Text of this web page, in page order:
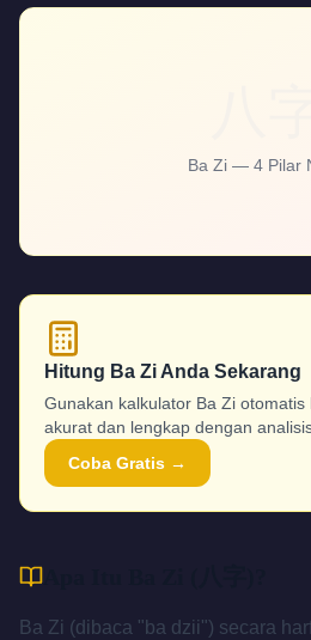
Ba Zi — 4 Pilar
Hitung Ba Zi Anda Sekarang
Gunakan kalkulator Ba Zi otomatis
akurat dan lengkap dengan
Coba Gratis →
Ba Zi (dibaca "ba dzii") secara